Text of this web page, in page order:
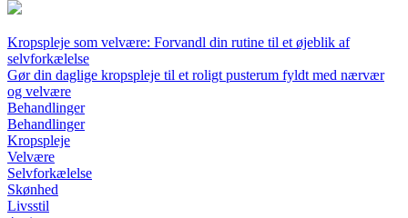
Kropspleje som velvære: Forvandl din rutine til et øjeblik af
selvforkælelse
Gør din daglige kropspleje til et roligt pusterum fyldt med nærvær
og velvære
Behandlinger
Behandlinger
Kropspleje
Velvære
Selvforkælelse
Skønhed
Livsstil